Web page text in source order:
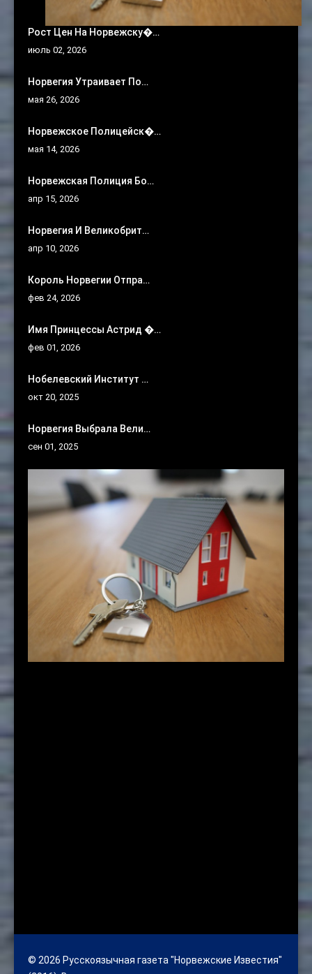
Рост Цен На Норвежску�…
июль 02, 2026
Норвегия Утраивает По…
мая 26, 2026
Норвежское Полицейск�…
мая 14, 2026
Норвежская Полиция Бо…
апр 15, 2026
Норвегия И Великобрит…
апр 10, 2026
Король Норвегии Отпра…
фев 24, 2026
Имя Принцессы Астрид �…
фев 01, 2026
Нобелевский Институт …
окт 20, 2025
Норвегия Выбрала Вели…
сен 01, 2025
© 2026 Русскоязычная газета "Норвежские Известия"